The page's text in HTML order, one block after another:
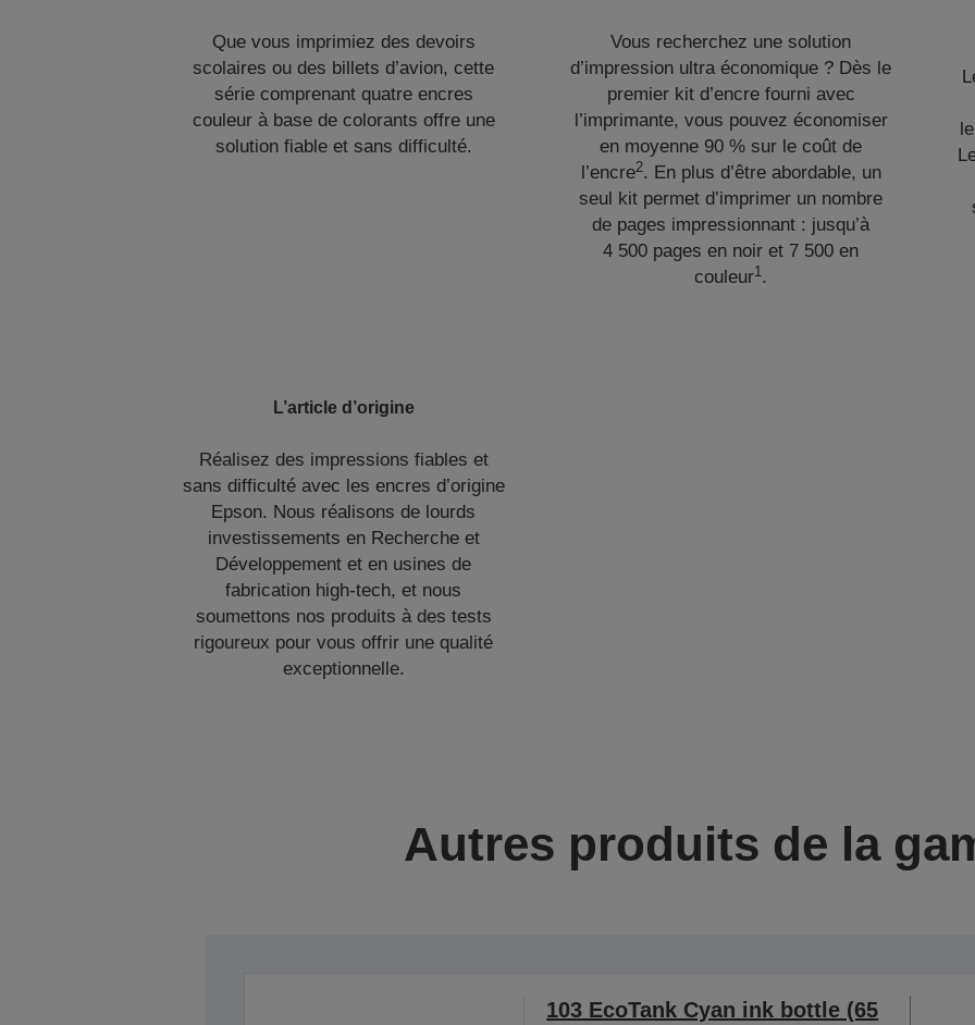
Que vous imprimiez des devoirs
scolaires ou des billets d’avion, cette
série comprenant quatre encres
couleur à base de colorants offre une
solution fiable et sans difficulté.
Vous recherchez une solution
d’impression ultra économique ? Dès le
premier kit d’encre fourni avec
l’imprimante, vous pouvez économiser
en moyenne 90 % sur le coût de
l’encre2. En plus d’être abordable, un
seul kit permet d’imprimer un nombre
de pages impressionnant : jusqu’à
4 500 pages en noir et 7 500 en
couleur1 .
L’article d’origine
Réalisez des impressions fiables et
sans difficulté avec les encres d’origine
Epson. Nous réalisons de lourds
investissements en Recherche et
Développement et en usines de
fabrication high-tech, et nous
soumettons nos produits à des tests
rigoureux pour vous offrir une qualité
exceptionnelle.
Autres produits de la
103 EcoTank Cyan ink bottle (65